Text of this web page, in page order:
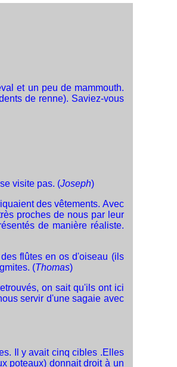
et un peu de mammouth.
de renne). Saviez-vous
visite pas. (Joseph)
des vêtements. Avec
proches de nous par leur
de manière réaliste.
flûtes en os d'oiseau (ils
(Thomas)
on sait qu'ils ont ici
servir d'une sagaie avec
Il y avait cinq cibles .Elles
poteaux) donnait droit à un